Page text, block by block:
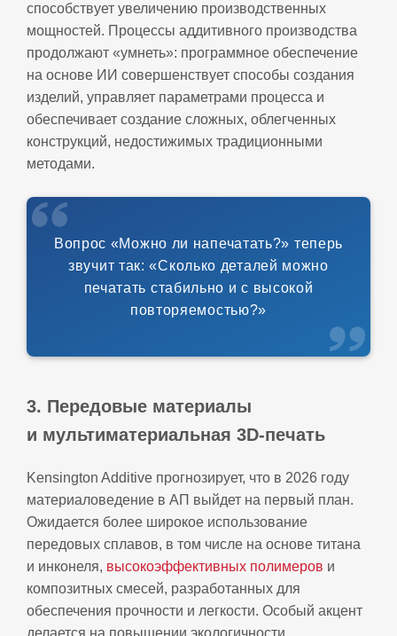
способствует увеличению производственных
мощностей. Процессы аддитивного производства
продолжают «умнеть»: программное обеспечение
на основе ИИ совершенствует способы создания
изделий, управляет параметрами процесса и
обеспечивает создание сложных, облегченных
конструкций, недостижимых традиционными
методами.
Вопрос «Можно ли напечатать?» теперь
звучит так: «Сколько деталей можно
печатать стабильно и с высокой
повторяемостью?»
3. Передовые материалы
и мультиматериальная 3D‑печать
Kensington Additive прогнозирует, что в 2026 году
материаловедение в АП выйдет на первый план.
Ожидается более широкое использование
передовых сплавов, в том числе на основе титана
и инконеля, высокоэффективных полимеров и
композитных смесей, разработанных для
обеспечения прочности и легкости. Особый акцент
делается на повышении экологичности